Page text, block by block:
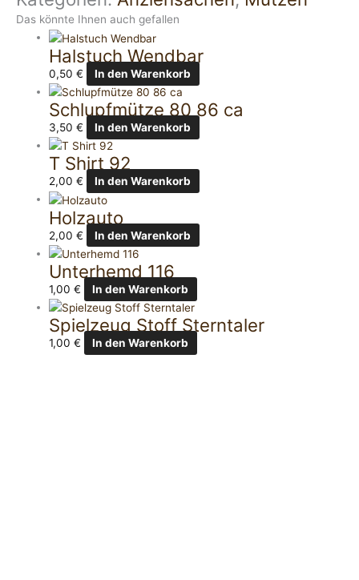
Das könnte Ihnen auch gefallen
Halstuch Wendbar
0,50€ In den Warenkorb
Schlupfmütze 80 86 ca
3,50€ In den Warenkorb
T Shirt 92
2,00€ In den Warenkorb
Holzauto
2,00€ In den Warenkorb
Unterhemd 116
1,00€ In den Warenkorb
Spielzeug Stoff Sterntaler
1,00€ In den Warenkorb